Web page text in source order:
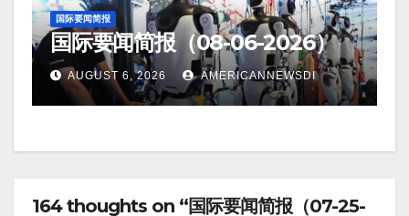
国际要闻简报
国际要闻简报（08-06-2026）
AUGUST 6, 2026 AMERICANNEWSDI
164 thoughts on “国际要闻简报（07-25-